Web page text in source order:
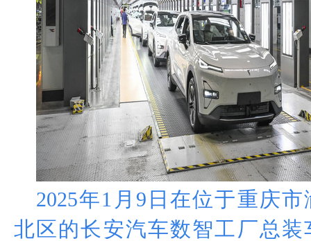
2025年1 月 9 日在位于重庆市
北区的长安汽车数智工厂总装